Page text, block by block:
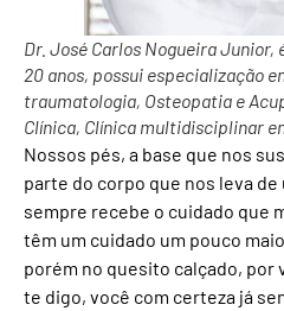
Dr. José Carlos Nogueira
20 anos, possui especialização
traumatologia, Osteopatia e
Clínica, Clínica multidisciplinar
Nossos pés, a base que nos
parte do corpo que nos leva
sempre recebe o cuidado que
têm um cuidado um pouco
porém no quesito calçado, por
te digo, você com certeza já